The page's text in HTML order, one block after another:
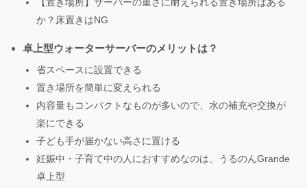
か？床置きはNG
卓上型ウォーターサーバーのメリットは？
省スペースに設置できる
置き場所を簡単に変えられる
内容量もコンパクトなものが多いので、水の補充や交換が
楽にできる
子ども手が届かない高さに置ける
妊娠中・子育て中の人におすすめなのは、うるのんGrande
卓上型